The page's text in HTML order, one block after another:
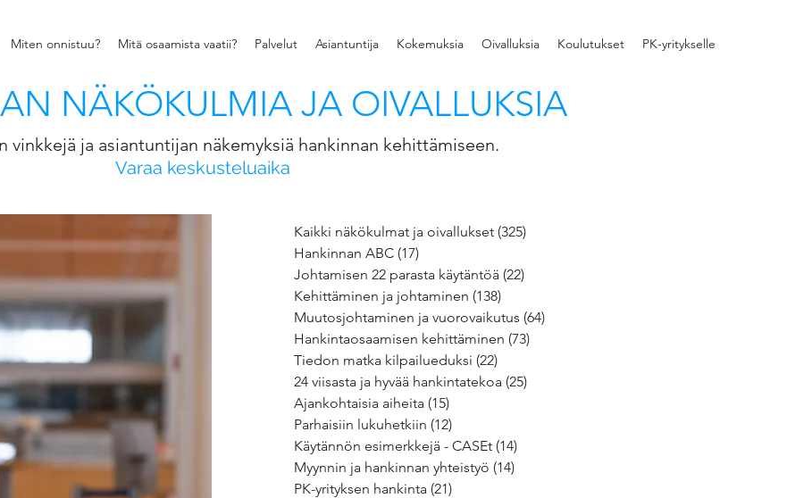
Miten onnistuu? Mitä osaamista vaatii? Palvelut Asiantuntija Kokemuksia Oivalluksia Koulutukset PK-yritykselle
NÄKÖKULMIA JA OIVALLUKSIA
vinkkejä ja asiantuntijan näkemyksiä hankinnan kehittämiseen.
Varaa keskusteluaika
Kaikki näkökulmat ja oivallukset (325)
Hankinnan ABC (17)
Johtamisen 22 parasta käytäntöä (22)
Kehittäminen ja johtaminen (138)
Muutosjohtaminen ja vuorovaikutus (64)
Hankintaosaamisen kehittäminen (73)
Tiedon matka kilpailueduksi (22)
24 viisasta ja hyvää hankintatekoa (25)
Ajankohtaisia aiheita (15)
Parhaisiin lukuhetkiin (12)
Käytännön esimerkkejä - CASEt (14)
Myynnin ja hankinnan yhteistyö (14)
PK-yrityksen hankinta (21)